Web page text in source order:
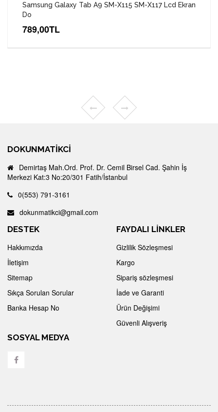
Samsung Galaxy Tab A9 SM-X115 SM-X117 Lcd Ekran
Do
789,00TL
DOKUNMATIKCI
Demirtaş Mah.Ord. Prof. Dr. Cemil Birsel Cad. Şahin İş
Merkezi Kat:3 No:20/301 Fatih/İstanbul
0(553) 791-3161
dokunmatikci@gmail.com
DESTEK
Hakkımızda
İletişim
Sitemap
Sıkça Sorulan Sorular
Banka Hesap No
FAYDALI LİNKLER
Gizlilik Sözleşmesi
Kargo
Sipariş sözleşmesi
İade ve Garanti
Ürün Değişimi
Güvenli Alışveriş
SOSYAL MEDYA